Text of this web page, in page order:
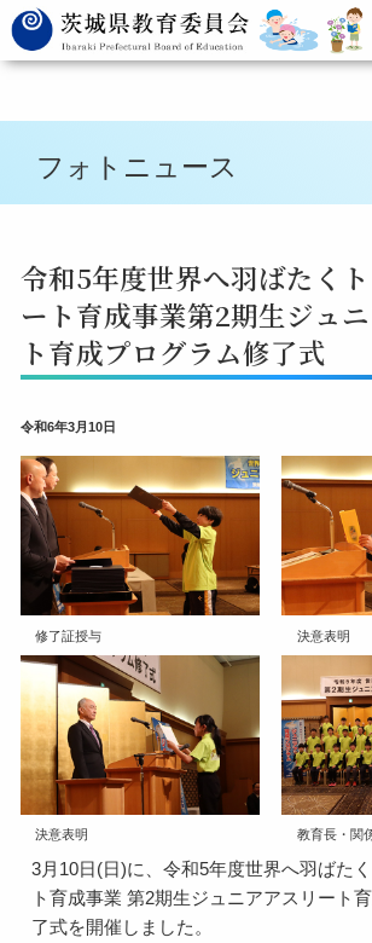
フォトニュース
令和5年度世界へ羽ばたく
ート育成事業第2期生ジュ
ト育成プログラム修了式
令和6年3月10日
修了証授与 決意表明
決意表明 教育長・関
3月10日(日)に、令和5年度世界へ羽ばた
ト育成事業 第2期生ジュニアアスリート
了式を開催しました。